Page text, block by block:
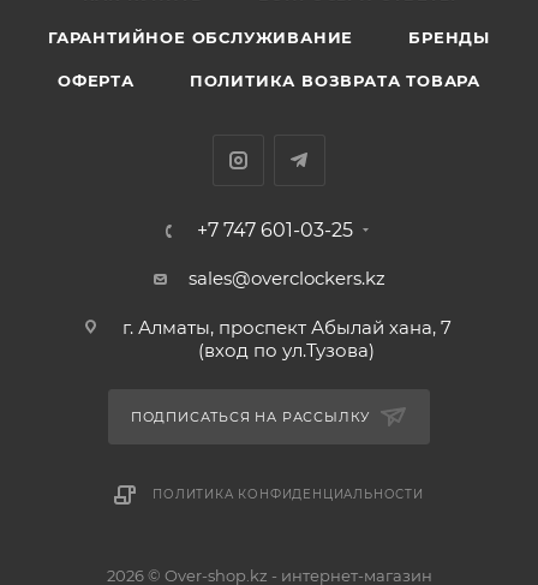
ГАРАНТИЙНОЕ ОБСЛУЖИВАНИЕ БРЕНДЫ
ОФЕРТА ПОЛИТИКА ВОЗВРАТА ТОВАРА
+7 747 601-03-25
sales@overclockers.kz
г. Алматы, проспект Абылай хана, 7
(вход по ул.Тузова)
ПОДПИСАТЬСЯ НА РАССЫЛКУ
ПОЛИТИКА КОНФИДЕНЦИАЛЬНОСТИ
2026 © Over-shop.kz - интернет-магазин